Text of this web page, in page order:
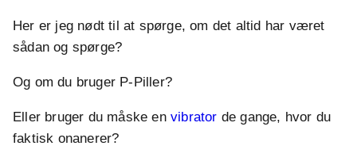
Her er jeg nødt til at spørge, om det altid har været
sådan og spørge?
Og om du bruger P-Piller?
Eller bruger du måske en vibrator de gange, hvor du
faktisk onanerer?